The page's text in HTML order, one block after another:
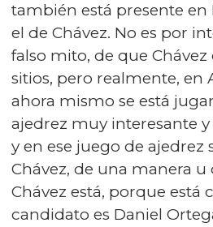
también está presente en
el de Chávez. No es por
falso mito, de que Chávez
sitios, pero realmente, en
ahora mismo se está
ajedrez muy interesante
y en ese juego de ajedrez
Chávez, de una manera u
Chávez está, porque está
candidato es Daniel